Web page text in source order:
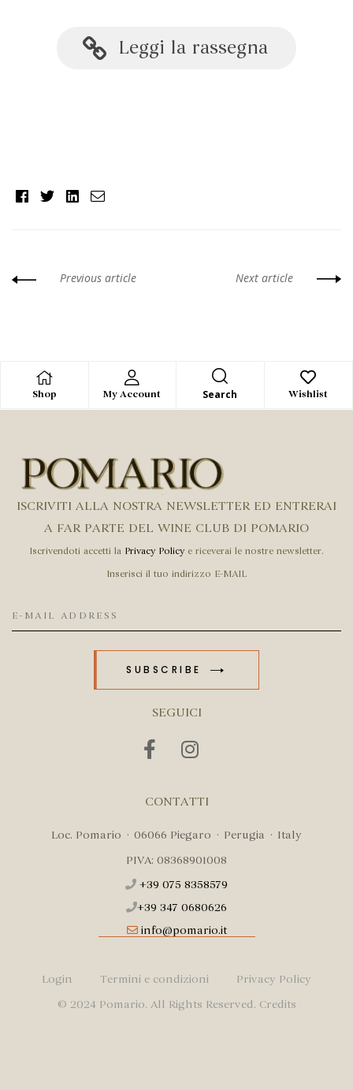
Leggi la rassegna
Facebook
TwitterLinkedin
Email
Previous article Next article
Shop My Account Search Wishlist
ISCRIVITI ALLA NOSTRA NEWSLETTER ED ENTRERAI
A FAR PARTE DEL WINE CLUB DI POMARIO
Iscrivendoti accetti la Privacy Policy e riceverai le nostre newsletter.
Inserisci il tuo indirizzo E-MAIL
SUBSCRIBE
SEGUICI
CONTATTI
Loc. Pomario · 06066 Piegaro · Perugia · Italy
PIVA: 08368901008
+39 075 8358579
+39 347 0680626
info@pomario.it
Login Termini e condizioni
Privacy Policy
© 2024 Pomario. All Rights Reserved. Credits